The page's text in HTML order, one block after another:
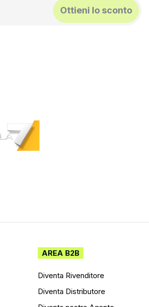
Ottieni lo sconto
AREA B2B
Diventa Rivenditore
Diventa Distributore